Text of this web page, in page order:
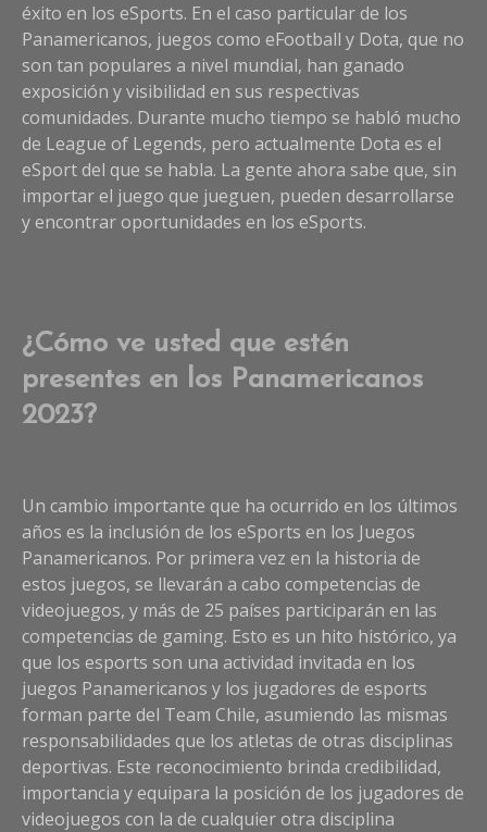
éxito en los eSports. En el caso particular de los
Panamericanos, juegos como eFootball y Dota, que no
son tan populares a nivel mundial, han ganado
exposición y visibilidad en sus respectivas
comunidades. Durante mucho tiempo se habló mucho
de League of Legends, pero actualmente Dota es el
eSport del que se habla. La gente ahora sabe que, sin
importar el juego que jueguen, pueden desarrollarse
y encontrar oportunidades en los eSports.
¿Cómo ve usted que estén
presentes en los Panamericanos
2023?
Un cambio importante que ha ocurrido en los últimos
años es la inclusión de los eSports en los Juegos
Panamericanos. Por primera vez en la historia de
estos juegos, se llevarán a cabo competencias de
videojuegos, y más de 25 países participarán en las
competencias de gaming. Esto es un hito histórico, ya
que los esports son una actividad invitada en los
juegos Panamericanos y los jugadores de esports
forman parte del Team Chile, asumiendo las mismas
responsabilidades que los atletas de otras disciplinas
deportivas. Este reconocimiento brinda credibilidad,
importancia y equipara la posición de los jugadores de
videojuegos con la de cualquier otra disciplina